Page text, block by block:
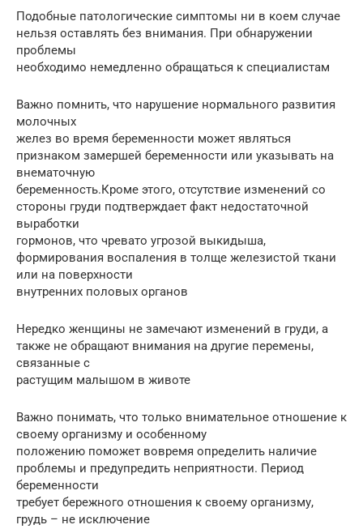
Подобные патологические симптомы ни в коем случае
нельзя оставлять без внимания. При обнаружении
проблемы
необходимо немедленно обращаться к специалистам
Важно помнить, что нарушение нормального развития
молочных
желез во время беременности может являться
признаком замершей беременности или указывать на
внематочную
беременность.Кроме этого, отсутствие изменений со
стороны груди подтверждает факт недостаточной
выработки
гормонов, что чревато угрозой выкидыша,
формирования воспаления в толще железистой ткани
или на поверхности
внутренних половых органов
Нередко женщины не замечают изменений в груди, а
также не обращают внимания на другие перемены,
связанные с
растущим малышом в животе
Важно понимать, что только внимательное отношение к
своему организму и особенному
положению поможет вовремя определить наличие
проблемы и предупредить неприятности. Период
беременности
требует бережного отношения к своему организму,
грудь – не исключение